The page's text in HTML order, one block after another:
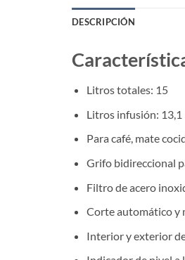
DESCRIPCIÓN
Litros totales: 15
Litros infusión: 13,1
Para café, mate
Grifo bidireccional
Filtro de acero
Corte automático y
Interior y exterior